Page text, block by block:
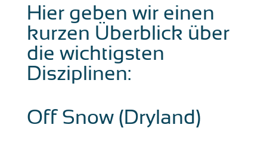
Hier geben wir einen
kurzen Überblick über
die wichtigsten
Disziplinen:
Off Snow (Dryland)